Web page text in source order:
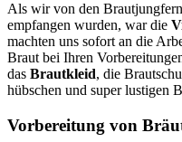
Als wir von den
empfangen wurden, war die
machten uns sofort an die
Braut bei Ihren
das Brautkleid, die
hübschen und super lustigen
Vorbereitung von